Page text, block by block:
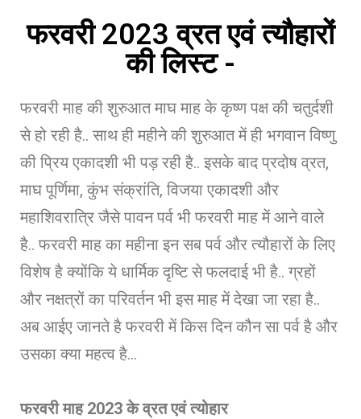
फरवरी 2023 व्रत एवं त्यौहारों
की लिस्ट -
फरवरी माह की शुरुआत माघ माह के कृष्ण पक्ष की चतुर्दशी
से हो रही है.. साथ ही महीने की शुरुआत में ही भगवान विष्णु
की प्रिय एकादशी भी पड़ रही है.. इसके बाद प्रदोष व्रत,
माघ पूर्णिमा, कुंभ संक्रांति, विजया एकादशी और
महाशिवरात्रि जैसे पावन पर्व भी फरवरी माह में आने वाले
है.. फरवरी माह का महीना इन सब पर्व और त्यौहारों के लिए
विशेष है क्योंकि ये धार्मिक दृष्टि से फलदाई भी है.. ग्रहों
और नक्षत्रों का परिवर्तन भी इस माह में देखा जा रहा है..
अब आईए जानते है फरवरी में किस दिन कौन सा पर्व है और
उसका क्या महत्व है…
फरवरी माह 2023 के व्रत एवं त्योहार